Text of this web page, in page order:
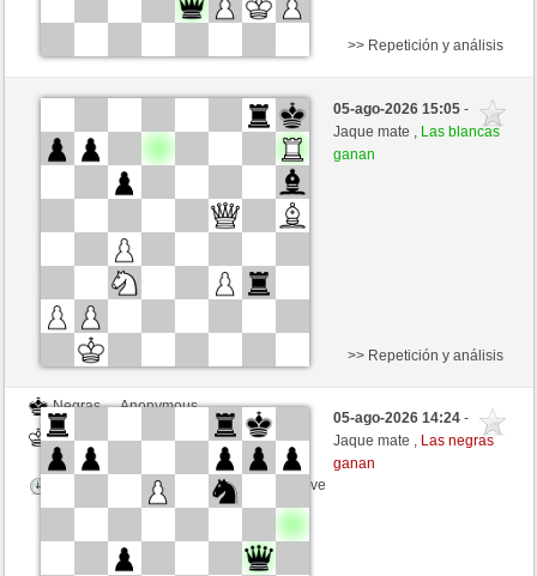
Negras
Anonymous
Hinkelstein (1309)
Tiempo: 5 minutes/side + 8 seconds/move
>> Repetición y análisis
05-ago-2026 15:05-
Jaque mate , Las blancas
ganan
Negras
Anonymous
Blancas
Hinkelstein (1309)
Tiempo: 5 minutes/side + 8 seconds/move
>> Repetición y análisis
05-ago-2026 14:24-
Jaque mate , Las negras
ganan